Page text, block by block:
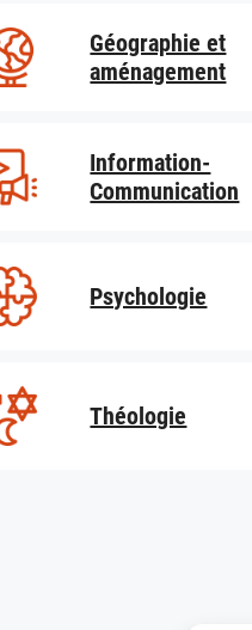
Géographie et
aménagement
Information-
Communication
Psychologie
Théologie